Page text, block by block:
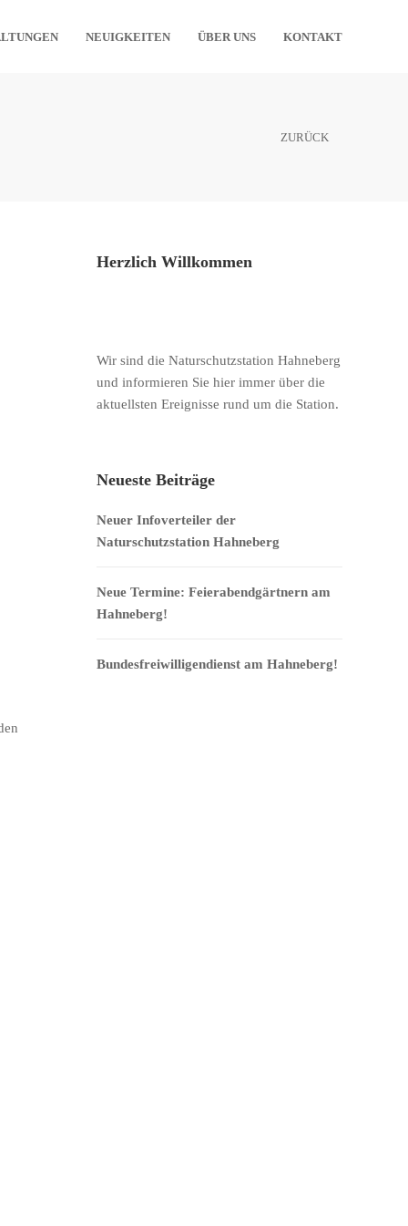
NEUIGKEITEN ÜBER UNS KONTAKT
ZURÜCK
Herzlich Willkommen
Wir sind die Naturschutzstation Hahneberg
und informieren Sie hier immer über die
aktuellsten Ereignisse rund um die Station.
Neueste Beiträge
Neuer Infoverteiler der
Naturschutzstation Hahneberg
Neue Termine: Feierabendgärtnern am
Hahneberg!
Bundesfreiwilligendienst am Hahneberg!